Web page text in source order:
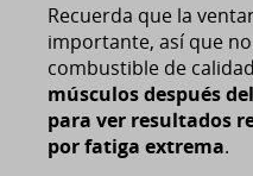
Recuerda que la
importante, así que
combustible de
músculos después
para ver resultados
por fatiga extrema.